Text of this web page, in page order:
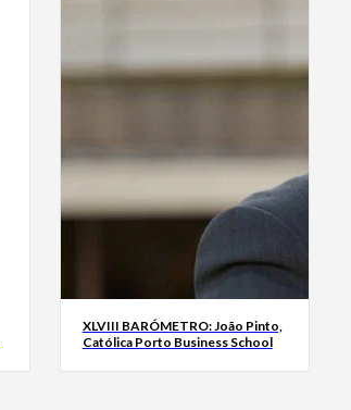
XLVIII BARÓMETRO: João Pinto,
Católica Porto Business School